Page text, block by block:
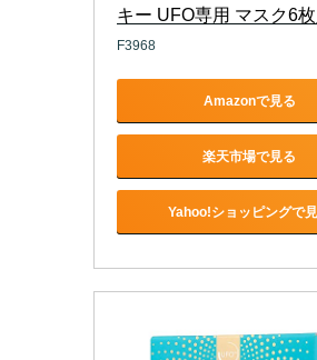
キー UFO専用 マスク6枚
F3968
Amazonで見る
楽天市場で見る
Yahoo!ショッピングで